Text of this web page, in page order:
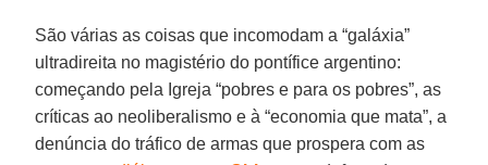
São várias as coisas que incomodam a “galáxia”
ultradireita no magistério do pontífice argentino:
começando pela Igreja “pobres e para os pobres”, as
críticas ao neoliberalismo e à “economia que mata”, a
denúncia do tráfico de armas que prospera com as